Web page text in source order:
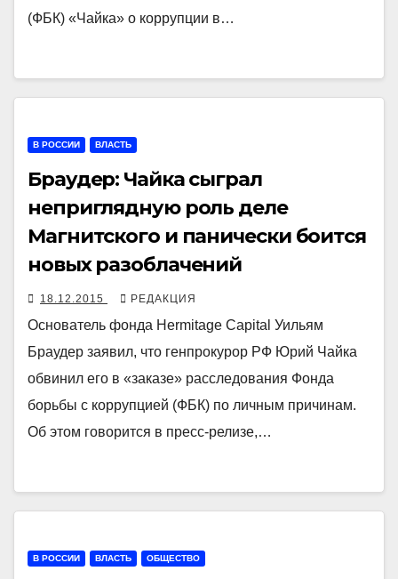
(ФБК) «Чайка» о коррупции в…
В РОССИИ ВЛАСТЬ
Браудер: Чайка сыграл
неприглядную роль деле
Магнитского и панически боится
новых разоблачений
18.12.2015 РЕДАКЦИЯ
Основатель фонда Hermitage Capital Уильям
Браудер заявил, что генпрокурор РФ Юрий Чайка
обвинил его в «заказе» расследования Фонда
борьбы с коррупцией (ФБК) по личным причинам.
Об этом говорится в пресс-релизе,…
В РОССИИ ВЛАСТЬ ОБЩЕСТВО